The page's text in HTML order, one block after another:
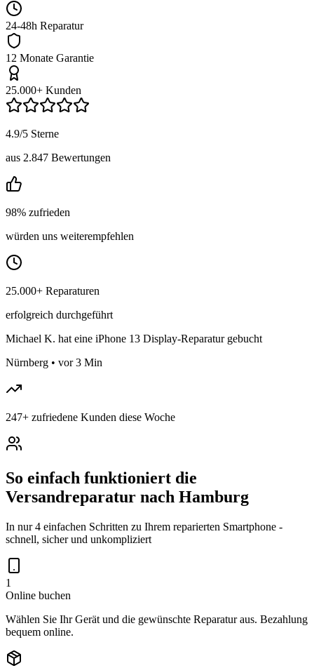
24-48h Reparatur
12 Monate Garantie
25.000+ Kunden
4.9/5 Sterne
aus 2.847 Bewertungen
98% zufrieden
würden uns weiterempfehlen
25.000+ Reparaturen
erfolgreich durchgeführt
Michael K. hat eine iPhone 13 Display-Reparatur gebucht
Nürnberg • vor 3 Min
247+ zufriedene Kunden diese Woche
So einfach funktioniert die
Versandreparatur nach Hamburg
In nur 4 einfachen Schritten zu Ihrem reparierten Smartphone -
schnell, sicher und unkompliziert
1
Online buchen
Wählen Sie Ihr Gerät und die gewünschte Reparatur aus. Bezahlung
bequem online.